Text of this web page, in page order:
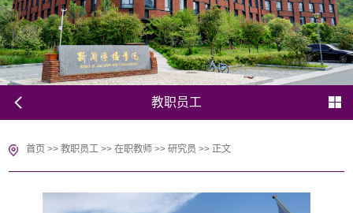
教职员工
首页 >>教职员工 >>在职教师 >>研究员 >> 正文